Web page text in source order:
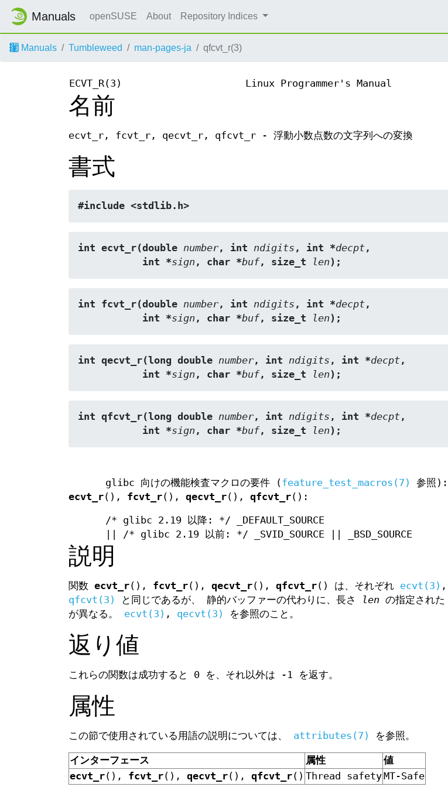
Manuals openSUSE About Repository Indices
Manuals Tumbleweed man-pages-ja qfcvt_r(3)
ECVT_R(3) Linux Programmer's Manual
名前
ecvt_r, fcvt_r, qecvt_r, qfcvt_r - 浮動小数点数の文字列への変換
書式
#include <stdlib.h>
int ecvt_r(double number, int ndigits , int *decpt,
           int *
sign , char *buf, size_t len );
int fcvt_r(double number, int ndigits , int *decpt,
           int *
sign , char *buf, size_t len );
int qecvt_r(long double number, int ndigits , int *decpt,
           int *
sign , char *buf, size_t len );
int qfcvt_r(long double number, int ndigits , int *decpt,
           int *
sign , char *buf, size_t len );
glibc 向けの機能検査マクロの要件 (feature_test_macros(7)
参照):
ecvt_r(), fcvt_r(), qecvt_r(), qfcvt_r():
/* glibc 2.19 以降: */ _DEFAULT_SOURCE
|| /* glibc 2.19 以前: */ _SVID_SOURCE || _BSD_SOURCE
説明
関数 ecvt_r(), fcvt_r(), qecvt_r(), qfcvt_r() は、それぞれ ecvt(3) ,
qfcvt(3)
と同じであるが、 静的バッファーの代わりに、長さ len の指定された
が異なる。 ecvt(3) , qecvt(3) を参照のこと。
返り値
これらの関数は成功すると 0 を、それ以外は -1 を返す。
属性
この節で使用されている用語の説明については、 attributes(7) を参照。
インターフェース 属性
値
ecvt_r(), fcvt_r(), qecvt_r(), qfcvt_r() Thread safetyMT-Safe